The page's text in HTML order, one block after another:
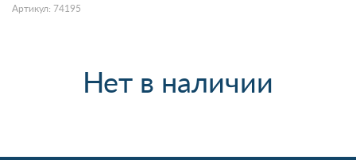
Артикул: 74195
Нет в наличии